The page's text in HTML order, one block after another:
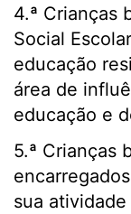
4.ª Crianças
Social
educação
área de
educação e
5.ª Crianças
sua